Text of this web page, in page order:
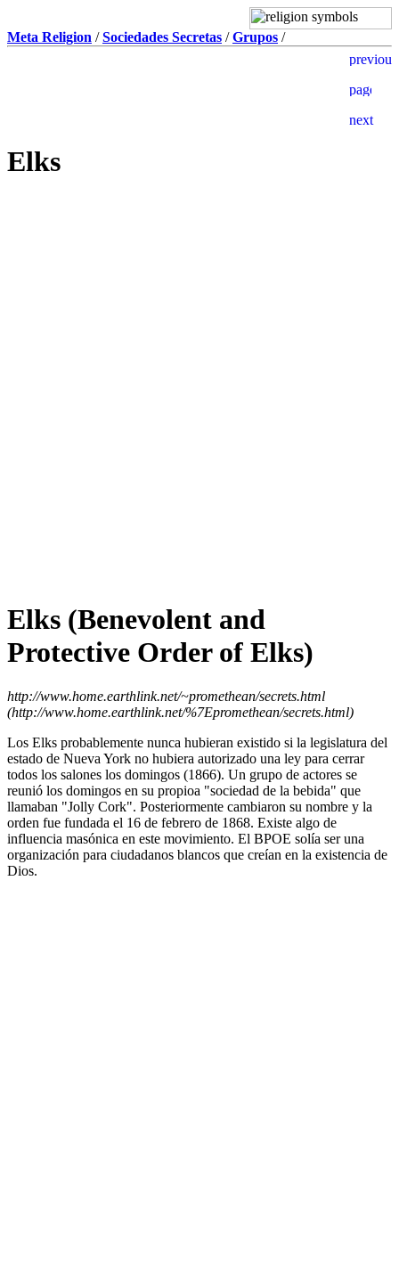
Meta Religion /Sociedades Secretas /Grupos /
Elks
Elks (Benevolent and
Protective Order of Elks)
http://www.home.earthlink.net/~promethean/secrets.html
(http://www.home.earthlink.net/%7Epromethean/secrets.html)
Los Elks probablemente nunca hubieran existido si la legislatura del
estado de Nueva York no hubiera autorizado una ley para cerrar
todos los salones los domingos (1866). Un grupo de actores se
reunió los domingos en su propioa "sociedad de la bebida" que
llamaban "Jolly Cork". Posteriormente cambiaron su nombre y la
orden fue fundada el 16 de febrero de 1868. Existe algo de
influencia masónica en este movimiento. El BPOE solía ser una
organización para ciudadanos blancos que creían en la existencia de
Dios.